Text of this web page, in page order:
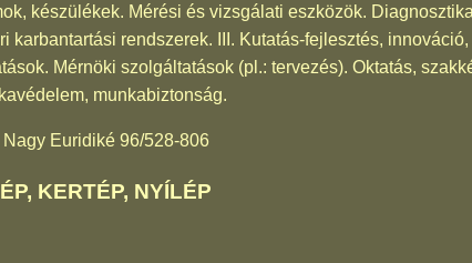
készülékek. Mérési és vizsgálati eszközök.
karbantartási rendszerek. III. Kutatás-fejlesztés,
Mérnöki szolgáltatások (pl.: tervezés). Oktatás,
munkabiztonság.
Euridiké 96/528-806
KERTÉP, NYÍLÉP